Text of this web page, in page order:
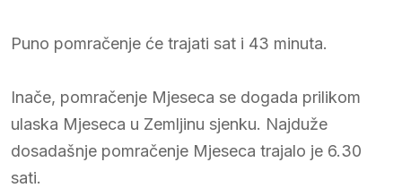
Puno pomračenje će trajati sat i 43 minuta.
Inače, pomračenje Mjeseca se dogada prilikom
ulaska Mjeseca u Zemljinu sjenku. Najduže
dosadašnje pomračenje Mjeseca trajalo je 6.30
sati.